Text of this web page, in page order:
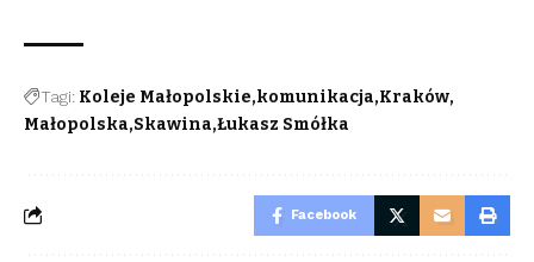
Tagi: Koleje Małopolskie komunikacja Kraków
Małopolska Skawina Łukasz Smółka
Facebook